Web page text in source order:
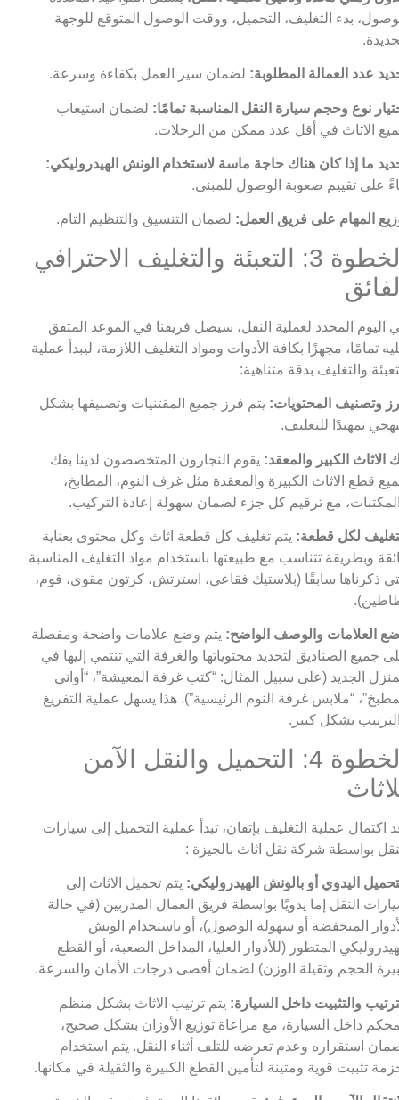
بدء التغليف، التحميل، ووقت الوصول المتوقع للوجهة
عدد العمالة المطلوبة: لضمان سير العمل بكفاءة وسرعة.
نوع وحجم سيارة النقل المناسبة تمامًا: لضمان استيعاب
الاثاث في أقل عدد ممكن من الرحلات.
ما إذا كان هناك حاجة ماسة لاستخدام الونش الهيدروليكي:
على تقييم صعوبة الوصول للمبنى.
المهام على فريق العمل: لضمان التنسيق والتنظيم التام.
الخطوة 3: التعبئة والتغليف الاحترافي
اليوم المحدد لعملية النقل، سيصل فريقنا في الموعد المتفق
تمامًا، مجهزًا بكافة الأدوات ومواد التغليف اللازمة، ليبدأ عملية
والتغليف بدقة متناهية:
وتصنيف المحتويات: يتم فرز جميع المقتنيات وتصنيفها بشكل
تمهيدًا للتغليف.
الاثاث الكبير والمعقد: يقوم النجارون المتخصصون لدينا بفك
قطع الاثاث الكبيرة والمعقدة مثل غرف النوم، المطابخ،
مع ترقيم كل جزء لضمان سهولة إعادة التركيب.
لكل قطعة: يتم تغليف كل قطعة اثاث وكل محتوى بعناية
وبطريقة تتناسب مع طبيعتها باستخدام مواد التغليف المناسبة
ذكرناها سابقًا (بلاستيك فقاعي، استرتش، كرتون مقوى، فوم،
العلامات والوصف الواضح: يتم وضع علامات واضحة ومفصلة
جميع الصناديق لتحديد محتوياتها والغرفة التي تنتمي إليها في
الجديد (على سبيل المثال: “كتب غرفة المعيشة”، “أواني
“ملابس غرفة النوم الرئيسية”). هذا يسهل عملية التفريغ
بشكل كبير.
الخطوة 4: التحميل والنقل الآمن
اكتمال عملية التغليف بإتقان، تبدأ عملية التحميل إلى سيارات
بواسطة شركة نقل اثاث بالجيزة :
اليدوي أو بالونش الهيدروليكي: يتم تحميل الاثاث إلى
النقل إما يدويًا بواسطة فريق العمال المدربين (في حالة
المنخفضة أو سهولة الوصول)، أو باستخدام الونش
المتطور (للأدوار العليا، المداخل الصعبة، أو القطع
الحجم وثقيلة الوزن) لضمان أقصى درجات الأمان والسرعة.
والتثبيت داخل السيارة: يتم ترتيب الاثاث بشكل منظم
داخل السيارة، مع مراعاة توزيع الأوزان بشكل صحيح،
استقراره وعدم تعرضه للتلف أثناء النقل. يتم استخدام
تثبيت قوية ومتينة لتأمين القطع الكبيرة والثقيلة في مكانها.